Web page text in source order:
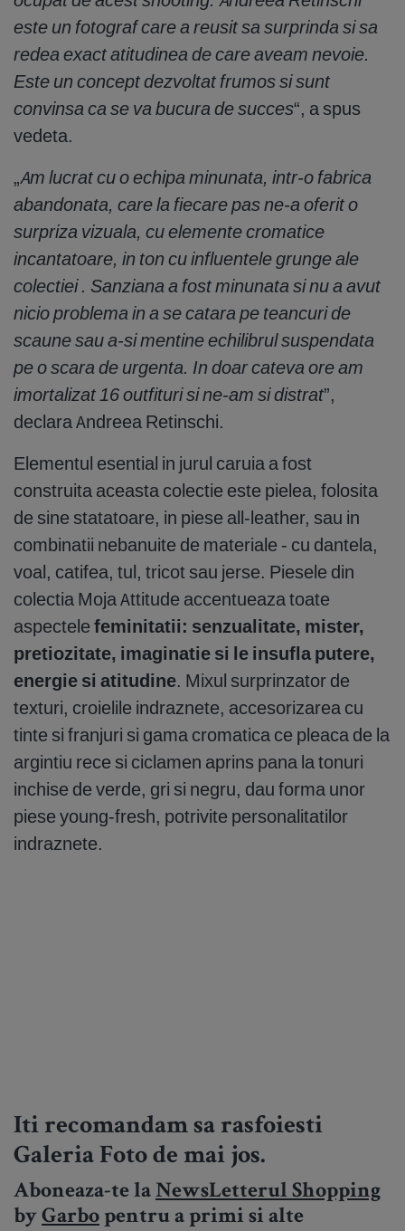
este un fotograf care a reusit sa surprinda si sa
redea exact atitudinea de care aveam nevoie.
Este un concept dezvoltat frumos si sunt
convinsa ca se va bucura de succes“, a spus
vedeta.
„Am lucrat cu o echipa minunata, intr-o fabrica
abandonata, care la fiecare pas ne-a oferit o
surpriza vizuala, cu elemente cromatice
incantatoare, in ton cu influentele grunge ale
colectiei . Sanziana a fost minunata si nu a avut
nicio problema in a se catara pe teancuri de
scaune sau a-si mentine echilibrul suspendata
pe o scara de urgenta. In doar cateva ore am
imortalizat 16 outfituri si ne-am si distrat”,
declara Andreea Retinschi.
Elementul esential in jurul caruia a fost
construita aceasta colectie este pielea, folosita
de sine statatoare, in piese all-leather, sau in
combinatii nebanuite de materiale - cu dantela,
voal, catifea, tul, tricot sau jerse. Piesele din
colectia Moja Attitude accentueaza toate
aspectele feminitatii: senzualitate, mister,
pretiozitate, imaginatie si le insufla putere,
energie si atitudine. Mixul surprinzator de
texturi, croielile indraznete, accesorizarea cu
tinte si franjuri si gama cromatica ce pleaca de la
argintiu rece si ciclamen aprins pana la tonuri
inchise de verde, gri si negru, dau forma unor
piese young-fresh, potrivite personalitatilor
indraznete.
Iti recomandam sa rasfoiesti
Galeria Foto de mai jos.
Aboneaza-te la NewsLetterul Shopping
by Garbo pentru a primi si alte